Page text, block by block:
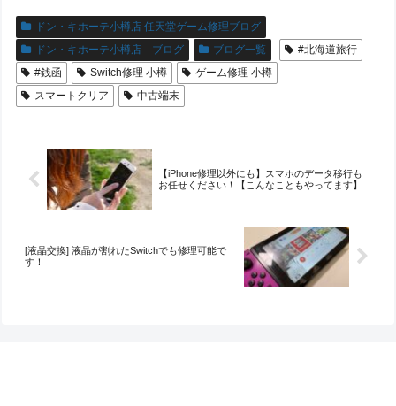
ドン・キホーテ小樽店 任天堂ゲーム修理ブログ
ドン・キホーテ小樽店 ブログ
ブログ一覧
#北海道旅行
#銭函
Switch修理 小樽
ゲーム修理 小樽
スマートクリア
中古端末
【iPhone修理以外にも】スマホのデータ移行も
お任せください！【こんなこともやってます】
[液晶交換] 液晶が割れたSwitchでも修理可能で
す！